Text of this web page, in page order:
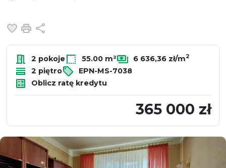
Dodaj do ulubionych
Drukuj
2 pokoje 55.00 m² 6 636,36 zł/m2
2 piętro
EPN-MS-7038
Oblicz ratę kredytu
365 000 zł